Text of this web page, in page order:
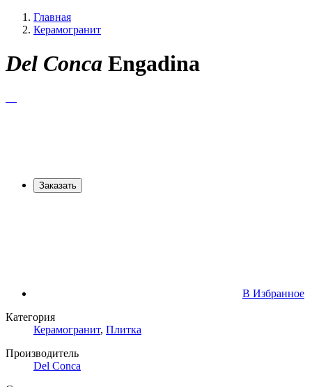
Главная
Керамогранит
Del Conca Engadina
Заказать
В Избранное
Категория
Керамогранит, Плитка
Производитель
Del Conca